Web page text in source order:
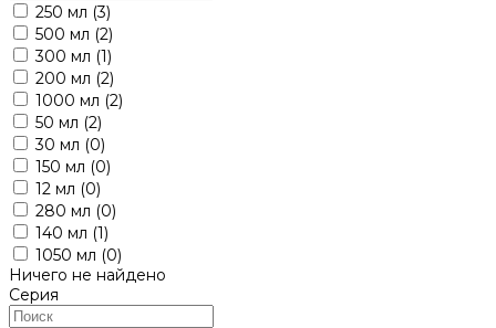
250 мл (3)
500 мл (2)
300 мл (1)
200 мл (2)
1000 мл (2)
50 мл (2)
30 мл (0)
150 мл (0)
12 мл (0)
280 мл (0)
140 мл (1)
1050 мл (0)
Ничего не найдено
Серия